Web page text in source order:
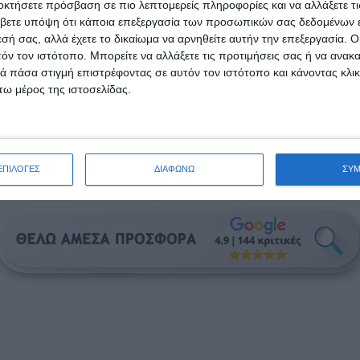
πρόσβαση σε πιο λεπτομερείς πληροφορίες και να αλλάξετε
υπόψη ότι κάποια επεξεργασία των προσωπικών σας δεδομένων
σας, αλλά έχετε το δικαίωμα να αρνηθείτε αυτήν την επεξεργασία.
τον ιστότοπο. Μπορείτε να αλλάξετε τις προτιμήσεις σας ή να
στιγμή επιστρέφοντας σε αυτόν τον ιστότοπο και κάνοντας
μέρος της ιστοσελίδας.
ΔΙΑΦΩΝΩ
Eshop γιαπρομηθευτές Χαϊδάρι
Eshop γιαείδη άθλησηςΧαϊδάρι
Eshop γιαείδη τεχνολογίαςΧαϊδάρι
Eshop για
οικιακά είδη
Χαϊδάρι
Eshop γιαανταλλακτικά αυτοκινήτων
Eshop γιασούπερ μάρκετΧαϊδάρι